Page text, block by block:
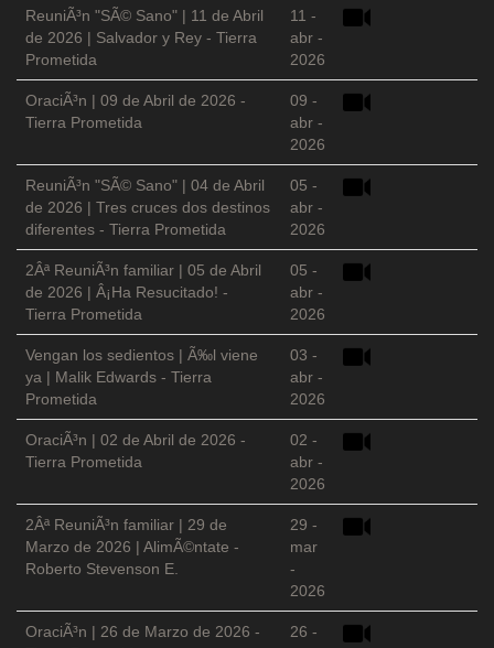
ReuniÃ³n "SÃ© Sano" | 11 de Abril
de 2026 | Salvador y Rey - Tierra
Prometida
11 -
abr -
2026
OraciÃ³n | 09 de Abril de 2026 -
Tierra Prometida
09 -
abr -
2026
ReuniÃ³n "SÃ© Sano" | 04 de Abril
de 2026 | Tres cruces dos destinos
diferentes - Tierra Prometida
05 -
abr -
2026
2Âª ReuniÃ³n familiar | 05 de Abril
de 2026 | Â¡Ha Resucitado! -
Tierra Prometida
05 -
abr -
2026
Vengan los sedientos | Ã‰l viene
ya | Malik Edwards - Tierra
Prometida
03 -
abr -
2026
OraciÃ³n | 02 de Abril de 2026 -
Tierra Prometida
02 -
abr -
2026
2Âª ReuniÃ³n familiar | 29 de
Marzo de 2026 | AlimÃ©ntate -
Roberto Stevenson E.
29 -
mar
-
2026
OraciÃ³n | 26 de Marzo de 2026 -
26 -